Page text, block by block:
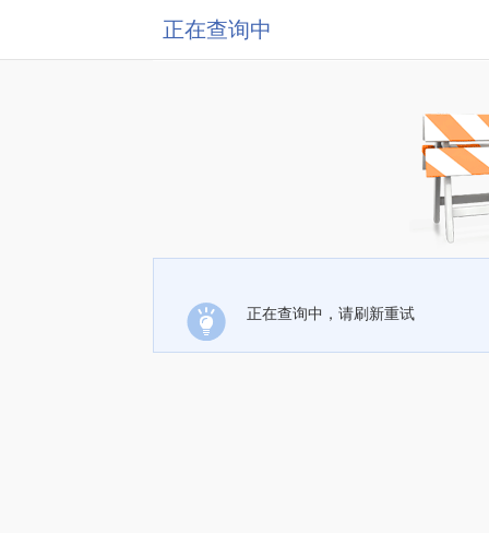
正在查询中
正在查询中，请刷新重试